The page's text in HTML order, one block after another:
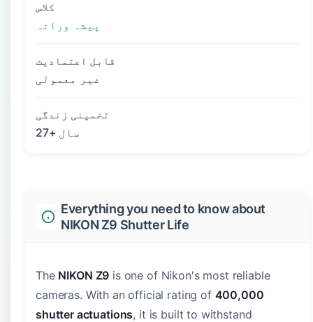
کلاس
پیشہ ورانہ
قابل اعتمادیت
غیر معمولی
تخمینی زندگی
27+ سال
Everything you need to know about
NIKON Z9 Shutter Life
The NIKON Z9 is one of Nikon's most reliable
cameras. With an official rating of 400,000
shutter actuations, it is built to withstand